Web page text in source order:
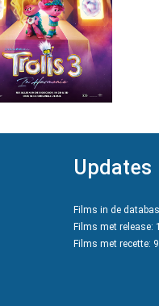
Updates
Films in de
Films met release:
Films met recette: